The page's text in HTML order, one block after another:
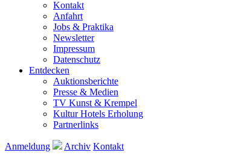
Kontakt
Anfahrt
Jobs & Praktika
Newsletter
Impressum
Datenschutz
Entdecken
Auktionsberichte
Presse & Medien
TV Kunst & Krempel
Kultur Hotels Erholung
Partnerlinks
Anmeldung Archiv Kontakt